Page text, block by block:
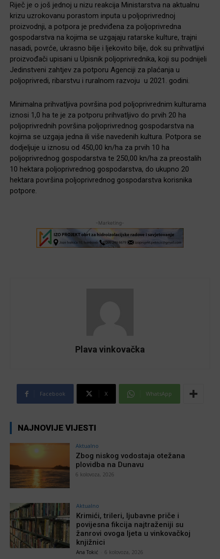
Riječ je o još jednoj u nizu reakcija Ministarstva na aktualnu
krizu uzrokovanu porastom inputa u poljoprivrednoj
proizvodnji, a potpora je predviđena za poljoprivredna
gospodarstva na kojima se uzgajaju ratarske kulture, trajni
nasadi, povrće, ukrasno bilje i ljekovito bilje, dok su prihvatljivi
proizvođači upisani u Upisnik poljoprivrednika, koji su podnijeli
Jedinstveni zahtjev za potporu Agenciji za plaćanja u
poljoprivredi, ribarstvu i ruralnom razvoju u 2021. godini.
Minimalna prihvatljiva površina pod poljoprivrednim kulturama
iznosi 1,0 ha te je za potporu prihvatljivo do prvih 20 ha
poljoprivrednih površina poljoprivrednog gospodarstva na
kojima se uzgaja jedna ili više navedenih kultura. Potpora se
dodjeljuje u iznosu od 450,00 kn/ha za prvih 10 ha
poljoprivrednog gospodarstva te 250,00 kn/ha za preostalih
10 hektara poljoprivrednog gospodarstva, do ukupno 20
hektara površina poljoprivrednog gospodarstva korisnika
potpore.
-Marketing-
Plava vinkovačka
Facebook X WhatsApp
NAJNOVIJE VIJESTI
Aktualno
Zbog niskog vodostaja otežana
plovidba na Dunavu
6 kolovoza, 2026
Aktualno
Krimići, trileri, ljubavne priče i
povijesna fikcija najtraženiji su
žanrovi ovoga ljeta u vinkovačkoj
knjižnici
Ana Tokić 6 kolovoza, 2026